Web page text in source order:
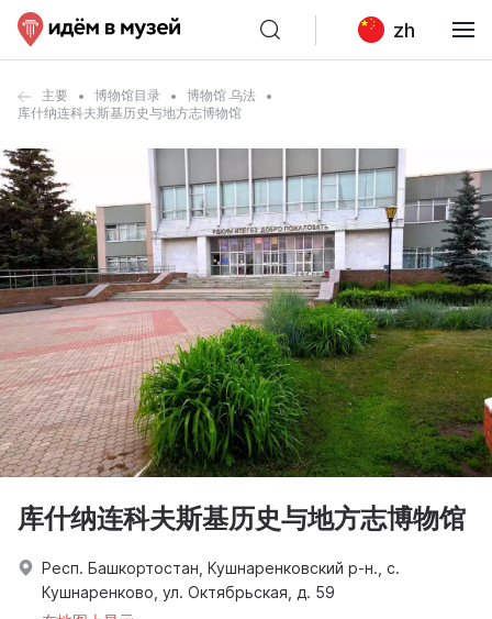
zh
主要 博物馆目录
博物馆 乌法
库什纳连科夫斯基历史与地方志博物馆
库什纳连科夫斯基历史与地方志博物馆
Респ. Башкортостан, Кушнаренковский р-н., с.
Кушнаренково, ул. Октябрьская, д. 59